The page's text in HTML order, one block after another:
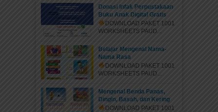
Donasi Infak Perpustakaan
Buku Anak Digital Gratis
DOWNLOAD PAKET 1001
WORKSHEETS PAUD...
Belajar Mengenal Nama-
Nama Rasa
DOWNLOAD PAKET 1001
WORKSHEETS PAUD...
Mengenal Benda Panas,
Dingin, Basah, dan Kering
DOWNLOAD PAKET 1001